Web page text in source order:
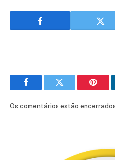
FacebookTwitter
Os comentários estão